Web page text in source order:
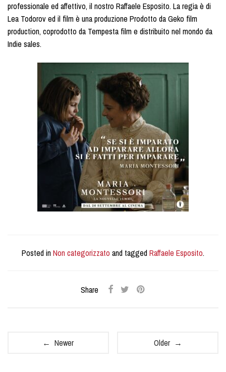
professionale ed affettivo, il nostro Raffaele Esposito. La regia è di
Lea Todorov ed il film è una produzione Prodotto da Geko film
production, coprodotto da Tempesta film e distribuito nel mondo da
Indie sales.
Posted inNon categorizzato and taggedRaffaele Esposito.
Share
← Newer Older →